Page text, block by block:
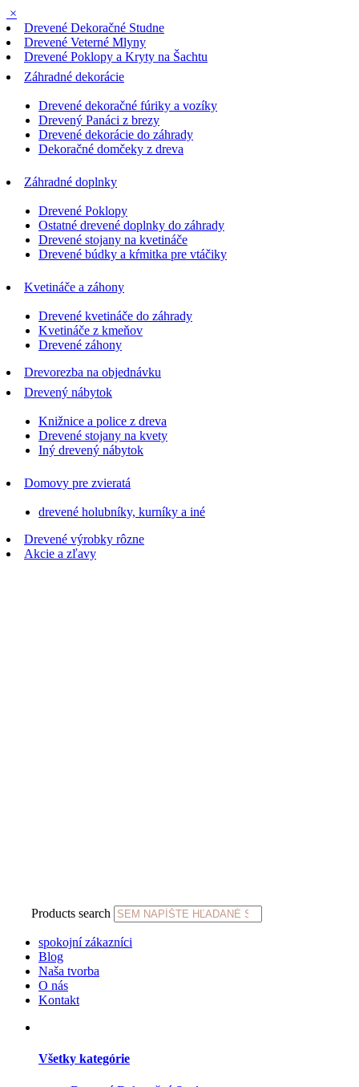
×
Drevené Dekoračné Studne
Drevené Veterné Mlyny
Drevené Poklopy a Kryty na Šachtu
Záhradné dekorácie
Drevené dekoračné fúriky a vozíky
Drevený Panáci z brezy
Drevené dekorácie do záhrady
Dekoračné domčeky z dreva
Záhradné doplnky
Drevené Poklopy
Ostatné drevené doplnky do záhrady
Drevené stojany na kvetináče
Drevené búdky a kŕmitka pre vtáčiky
Kvetináče a záhony
Drevené kvetináče do záhrady
Kvetináče z kmeňov
Drevené záhony
Drevorezba na objednávku
Drevený nábytok
Knižnice a police z dreva
Drevené stojany na kvety
Iný drevený nábytok
Domovy pre zvieratá
drevené holubníky, kurníky a iné
Drevené výrobky rôzne
Akcie a zľavy
Products search
spokojní zákazníci
Blog
Naša tvorba
O nás
Kontakt
Všetky kategórie